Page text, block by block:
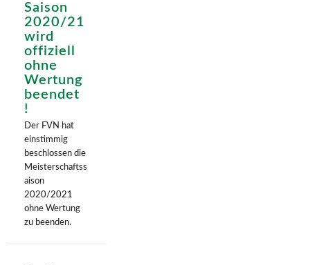
Saison
2020/21
wird
offiziell
ohne
Wertung
beendet
!
Der FVN hat
einstimmig
beschlossen die
Meisterschaftss
aison
2020/2021
ohne Wertung
zu beenden.